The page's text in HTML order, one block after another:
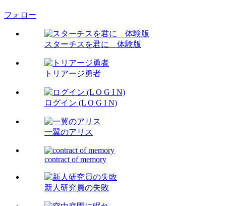
フォロー
スターチスを君に 体験版
トリアージ勇者
ログイン (L O G I N)
一翼のアリス
contract of memory
新人研究員の失敗